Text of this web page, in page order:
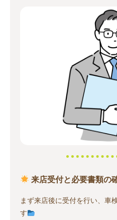
来店受付と必要書類の
まず来店後に受付を行い、車
す